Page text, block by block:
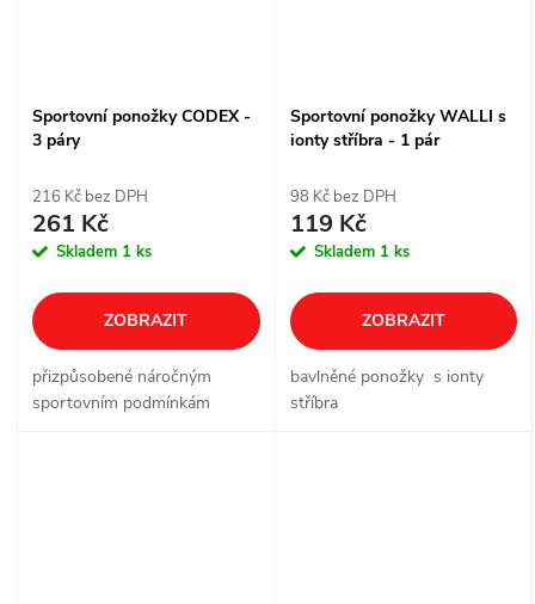
Sportovní ponožky CODEX -
3 páry
216 Kč bez DPH
261 Kč
Skladem 1 ks
ZOBRAZIT
přizpůsobené náročným
sportovním podmínkám
Sportovní ponožky WALLI s
ionty stříbra - 1 pár
98 Kč bez DPH
119 Kč
Skladem 1 ks
ZOBRAZIT
bavlněné ponožky s ionty
stříbra